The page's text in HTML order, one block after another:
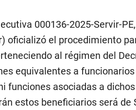
000136-2025-Servir-
oficializó el procedimiento
al régimen del
equivalentes a
funciones asociadas a dichos
estos beneficiarios será de